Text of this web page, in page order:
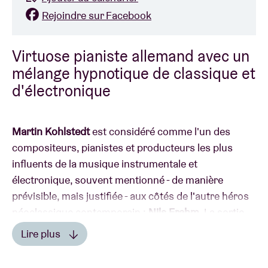
Virtuose pianiste allemand avec un
mélange hypnotique de classique et
d'électronique
Martin Kohlstedtest considéré comme l'un des
compositeurs, pianistes et producteurs les plus
influents de la musique instrumentale et
électronique, souvent mentionné - de manière
prévisible, mais justifiée - aux côtés de l'autre héros
néoclassique contemporain : Nils Frahm
. La sortie
de ses albums et ses concerts à travers le monde lui
ont valu une renommée internationale.
Lire plus
Rejoindre sur Facebook